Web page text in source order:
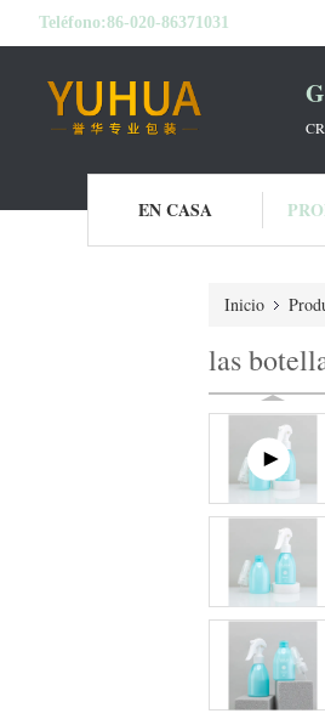
Teléfono:86-020-86371031
EN CASA
Inicio
las